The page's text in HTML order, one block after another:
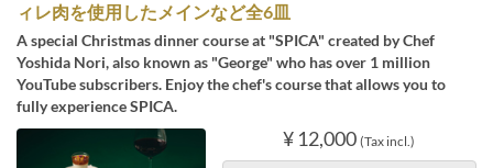
ィレ肉を使用したメインなど全6皿
A special Christmas dinner course at "SPICA" created by Chef
Yoshida Nori, also known as "George" who has over 1 million
YouTube subscribers. Enjoy the chef's course that allows you to
fully experience SPICA.
¥ 12,000 (Tax incl.)